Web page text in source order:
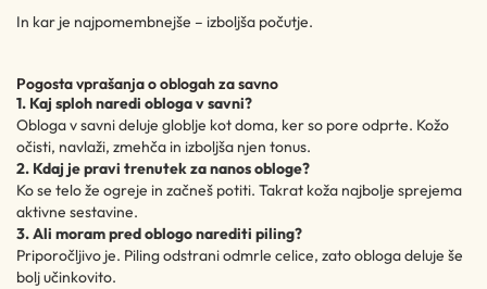
In kar je najpomembnejše – izboljša počutje.
Pogosta vprašanja o oblogah za savno
1. Kaj sploh naredi obloga v savni?
Obloga v savni deluje globlje kot doma, ker so pore odprte. Kožo
očisti, navlaži, zmehča in izboljša njen tonus.
2. Kdaj je pravi trenutek za nanos obloge?
Ko se telo že ogreje in začneš potiti. Takrat koža najbolje sprejema
aktivne sestavine.
3. Ali moram pred oblogo narediti piling?
Priporočljivo je. Piling odstrani odmrle celice, zato obloga deluje še
bolj učinkovito.